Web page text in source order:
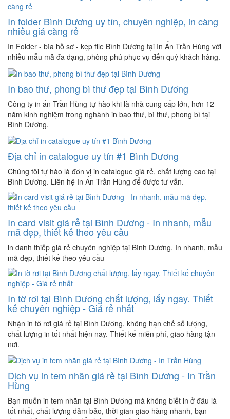
In folder Bình Dương uy tín, chuyên nghiệp, in càng
nhiều giá càng rẻ
In Folder - bìa hồ sơ - kẹp file Bình Dương tại In Ấn Trần Hùng với
nhiều mẫu mã đa dạng, phòng phú phục vụ đến quý khách hàng.
In bao thư, phong bì thư đẹp tại Bình Dương
Công ty in ấn Trần Hùng tự hào khi là nhà cung cấp lớn, hơn 12
năm kinh nghiệm trong nghành in bao thư, bì thư, phong bì tại
Bình Dương.
Địa chỉ in catalogue uy tín #1 Bình Dương
Chúng tôi tự hào là đơn vị in catalogue giá rẻ, chất lượng cao tại
Bình Dương. Liên hệ In Ấn Trần Hùng để được tư vấn.
In card visit giá rẻ tại Bình Dương - In nhanh, mẫu
mã đẹp, thiết kế theo yêu cầu
in danh thiếp giá rẻ chuyên nghiệp tại Bình Dương. In nhanh, mẫu
mã đẹp, thiết kế theo yêu cầu
In tờ rơi tại Bình Dương chất lượng, lấy ngay. Thiết
kế chuyên nghiệp - Giá rẻ nhất
Nhận in tờ rơi giá rẻ tại Bình Dương, không hạn chế số lượng,
chất lượng in tốt nhất hiện nay. Thiết kế miễn phí, giao hàng tận
nơi.
Dịch vụ in tem nhãn giá rẻ tại Bình Dương - In Trần
Hùng
Bạn muốn in tem nhãn tại Bình Dương mà không biết in ở đâu là
tốt nhất, chất lượng đảm bảo, thời gian giao hàng nhanh, bạn